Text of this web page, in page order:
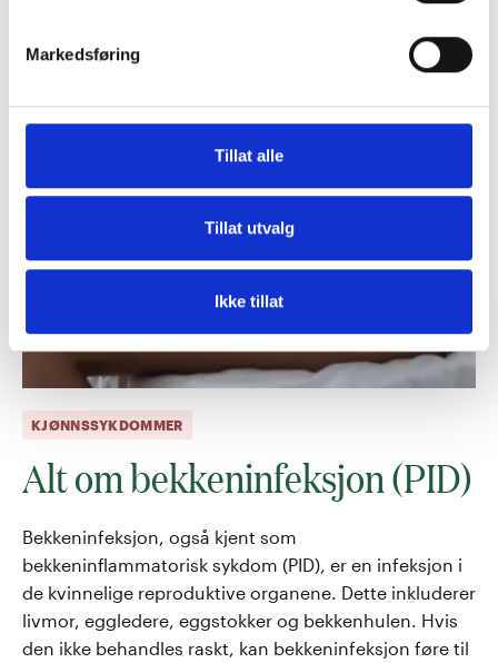
Markedsføring
Tillat alle
Tillat utvalg
Ikke tillat
KJØNNSSYKDOMMER
Alt om bekkeninfeksjon (PID)
Bekkeninfeksjon, også kjent som
bekkeninflammatorisk sykdom (PID), er en infeksjon i
de kvinnelige reproduktive organene. Dette inkluderer
livmor, eggledere, eggstokker og bekkenhulen. Hvis
den ikke behandles raskt, kan bekkeninfeksjon føre til